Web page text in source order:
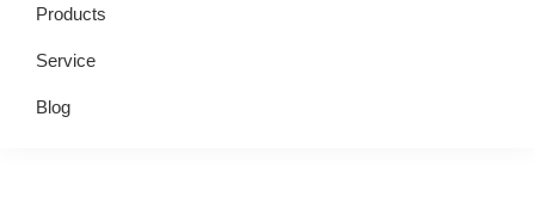
Products
Service
Blog